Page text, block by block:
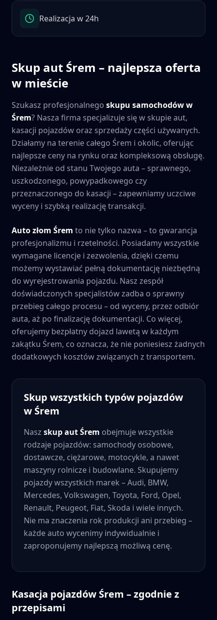
Realizacja w 24h
Skup aut Śrem – najlepsza oferta
w mieście
Szukasz profesjonalnego skupu samochodów w
Śrem? Nasza firma specjalizuje się w skupie aut,
kasacji pojazdów oraz sprzedaży części używanych.
Działamy na terenie całego Śrem i okolic, oferując
najlepsze ceny na rynku oraz kompleksową obsługę.
Niezależnie od stanu Twojego auta – sprawnego,
uszkodzonego, powypadkowego czy
przeznaczonego do kasacji – zapewniamy uczciwe
wyceny i szybką realizację transakcji.
Auto złom Śrem to nie tylko nazwa – to gwarancja
profesjonalizmu i rzetelności. Posiadamy wszystkie
wymagane licencje i zezwolenia, dzięki czemu
możemy wystawiać pełną dokumentację niezbędną
do wyrejestrowania pojazdu. Nasz zespół
doświadczonych specjalistów zadba o sprawny
przebieg całego procesu – od wyceny, przez odbiór
auta, aż po finalizację dokumentacji. Co więcej,
oferujemy bezpłatny dojazd lawetą w każdym
zakątku Śrem, co oznacza, że nie poniesiesz żadnych
dodatkowych kosztów związanych z transportem.
Skup wszystkich typów pojazdów
w Śrem
Nasz skup autŚrem obejmuje wszystkie
rodzaje pojazdów: samochody osobowe,
dostawcze, ciężarowe, motocykle, a nawet
maszyny rolnicze i budowlane. Skupujemy
pojazdy wszystkich marek – Audi, BMW,
Mercedes, Volkswagen, Toyota, Ford, Opel,
Renault, Peugeot, Fiat, Skoda i wiele innych.
Nie ma znaczenia rok produkcji ani przebieg –
każde auto wycenimy indywidualnie i
zaproponujemy najlepszą możliwą cenę.
Kasacja pojazdów Śrem – zgodnie z
przepisami